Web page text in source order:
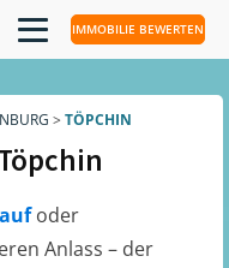
IMMOBILIE BEWERTEN
> TÖPCHIN
oder
Anlass – der